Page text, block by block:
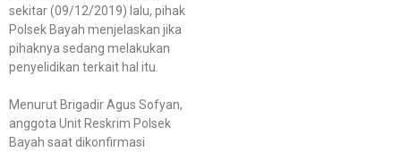
sekitar (09/12/2019) lalu, pihak
Polsek Bayah menjelaskan jika
pihaknya sedang melakukan
penyelidikan terkait hal itu.
Menurut Brigadir Agus Sofyan,
anggota Unit Reskrim Polsek
Bayah saat dikonfirmasi